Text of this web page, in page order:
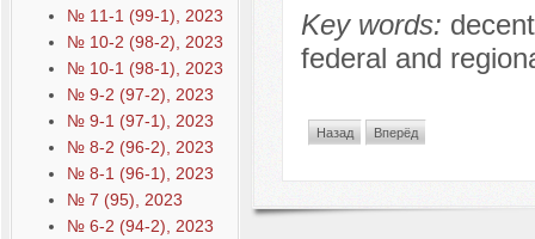
№ 11-1 (99-1), 2023
№ 10-2 (98-2), 2023
№ 10-1 (98-1), 2023
№ 9-2 (97-2), 2023
№ 9-1 (97-1), 2023
№ 8-2 (96-2), 2023
№ 8-1 (96-1), 2023
№ 7 (95), 2023
№ 6-2 (94-2), 2023
Key words:
federal and
Назад Вперёд